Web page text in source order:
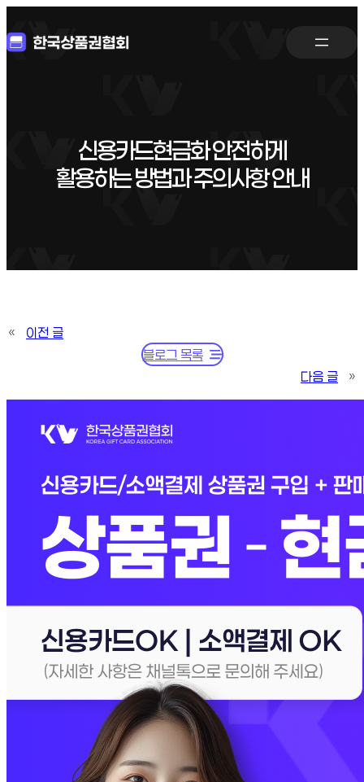
신용카드현금화 안전하게
활용하는 방법과 주의사항 안내
«
이전 글
블로그 목록
다음 글
»